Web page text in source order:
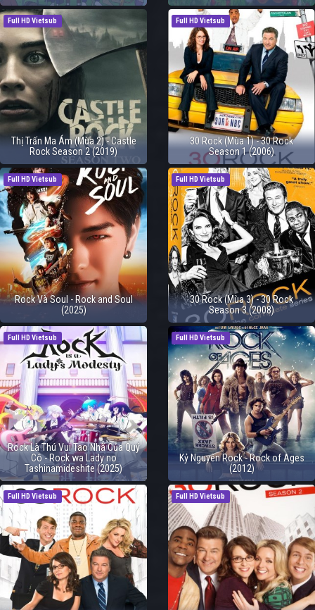
Full HD Vietsub
Thị Trấn Ma Ám (Mùa 2) - Castle
Rock Season 2 (2019)
Full HD Vietsub
30 Rock (Mùa 1) - 30 Rock
Season 1 (2006)
Full HD Vietsub
Rock Và Soul - Rock and Soul
(2025)
Full HD Vietsub
30 Rock (Mùa 3) - 30 Rock
Season 3 (2008)
Full HD Vietsub
Rock Là Thú Vui Tao Nhã Của Quý
Cô - Rock wa Lady no
Tashinamideshite (2025)
Full HD Vietsub
Kỷ Nguyên Rock - Rock of Ages
(2012)
Full HD Vietsub Full HD Vietsub